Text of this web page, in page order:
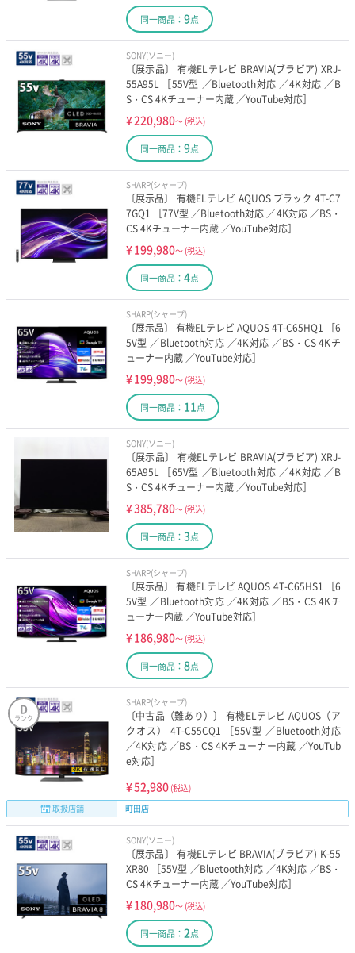
同一商品： 9点
SONY(ソニー)
〔展示品〕 有機ELテレビ BRAVIA(ブラビア) XRJ-
55A95L ［55V型 ／Bluetooth対応 ／4K対応 ／B
S・CS 4Kチューナー内蔵 ／YouTube対応］
¥220,980～ (税込)
同一商品： 9点
SHARP(シャープ)
〔展示品〕 有機ELテレビ AQUOS ブラック 4T-C7
7GQ1 ［77V型 ／Bluetooth対応 ／4K対応 ／BS・
CS 4Kチューナー内蔵 ／YouTube対応］
¥199,980～ (税込)
同一商品： 4点
SHARP(シャープ)
〔展示品〕 有機ELテレビ AQUOS 4T-C65HQ1 ［6
5V型 ／Bluetooth対応 ／4K対応 ／BS・CS 4Kチ
ューナー内蔵 ／YouTube対応］
¥199,980～ (税込)
同一商品： 11点
SONY(ソニー)
〔展示品〕 有機ELテレビ BRAVIA(ブラビア) XRJ-
65A95L ［65V型 ／Bluetooth対応 ／4K対応 ／B
S・CS 4Kチューナー内蔵 ／YouTube対応］
¥385,780～ (税込)
同一商品： 3点
SHARP(シャープ)
〔展示品〕 有機ELテレビ AQUOS 4T-C65HS1 ［6
5V型 ／Bluetooth対応 ／4K対応 ／BS・CS 4Kチ
ューナー内蔵 ／YouTube対応］
¥186,980～ (税込)
同一商品： 8点
D
ランク
SHARP(シャープ)
〔中古品（難あり）〕 有機ELテレビ AQUOS（ア
クオス） 4T-C55CQ1 ［55V型 ／Bluetooth対応
／4K対応 ／BS・CS 4Kチューナー内蔵 ／YouTub
e対応］
¥52,980 (税込)
取扱店舗
町田店
SONY(ソニー)
〔展示品〕 有機ELテレビ BRAVIA(ブラビア) K-55
XR80 ［55V型 ／Bluetooth対応 ／4K対応 ／BS・
CS 4Kチューナー内蔵 ／YouTube対応］
¥180,980～ (税込)
同一商品： 2点